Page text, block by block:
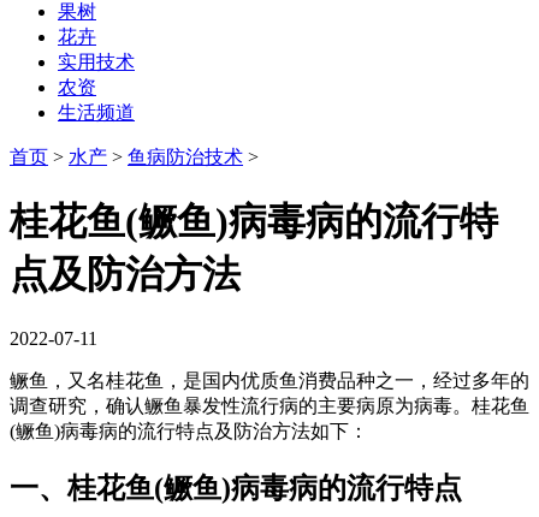
果树
花卉
实用技术
农资
生活频道
首页 > 水产 > 鱼病防治技术 >
桂花鱼(鳜鱼)病毒病的流行特
点及防治方法
2022-07-11
鳜鱼，又名桂花鱼，是国内优质鱼消费品种之一，经过多年的
调查研究，确认鳜鱼暴发性流行病的主要病原为病毒。桂花鱼
(鳜鱼)病毒病的流行特点及防治方法如下：
一、桂花鱼(鳜鱼)病毒病的流行特点